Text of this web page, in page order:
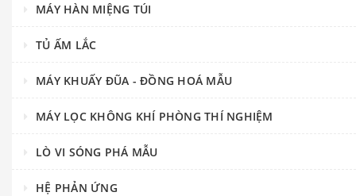
MÁY HÀN MIỆNG TÚI
TỦ ẤM LẮC
MÁY KHUẤY ĐŨA - ĐỒNG HOÁ MẪU
MÁY LỌC KHÔNG KHÍ PHÒNG THÍ NGHIỆM
LÒ VI SÓNG PHÁ MẪU
HỆ PHẢN ỨNG